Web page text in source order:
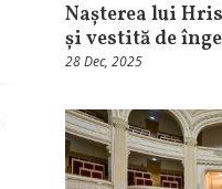
Nașterea lui
și vestită de
28 Dec, 2025